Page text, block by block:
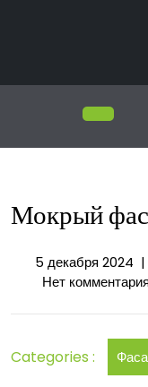
Мокрый
5 декабря 20245 |
Нет комментария
Categories :